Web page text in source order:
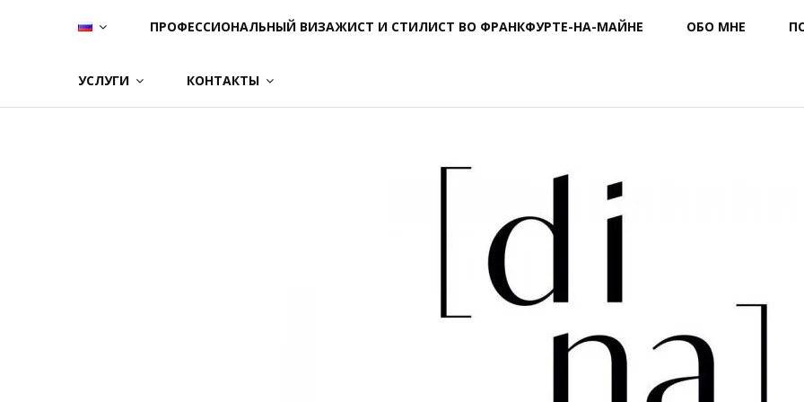
ПРОФЕССИОНАЛЬНЫЙ ВИЗАЖИСТ И СТИЛИСТ ВО ФРАНКФУРТЕ-НА-МАЙНЕ ОБО МНЕ
УСЛУГИ КОНТАКТЫ